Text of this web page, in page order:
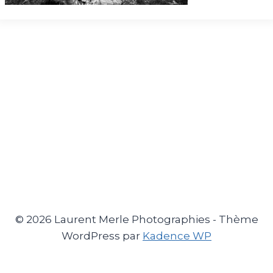
© 2026 Laurent Merle Photographies - Thème
WordPress par Kadence WP